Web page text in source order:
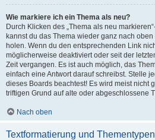
Wie markiere ich ein Thema als neu?
Durch Klicken des „Thema als neu
kannst du das Thema wieder ganz nach
holen. Wenn du den entsprechenden Link
möglicherweise deaktiviert oder seit der
Zeit vergangen. Es ist auch möglich, das
einfach eine Antwort darauf schreibst. Stelle
dieses Boards beachtest! Es wird meist nicht
triftigen Grund auf alte oder abgeschlossene
Nach oben
Textformatierung und Thementypen